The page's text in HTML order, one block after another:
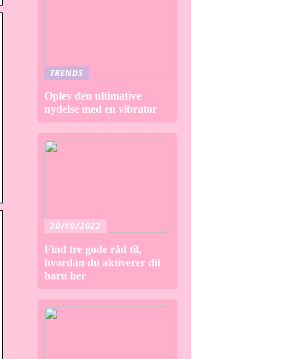
TRENDS
Oplev den ultimative
nydelse med en vibrator
20/10/2022
Find tre gode råd til,
hvordan du aktiverer dit
barn her